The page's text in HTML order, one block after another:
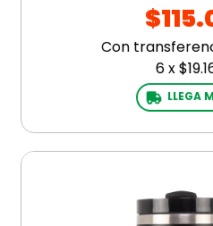
Con
6x
LLEGA